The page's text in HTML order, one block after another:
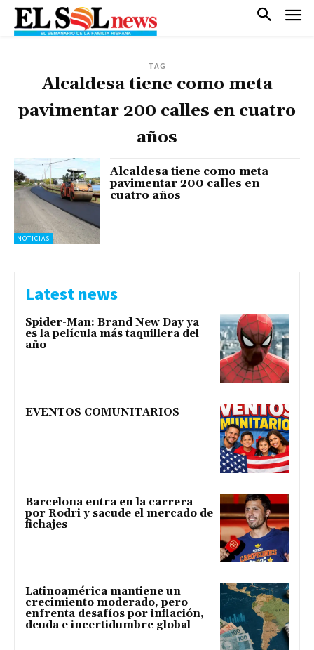
TAG
Alcaldesa tiene como meta
pavimentar 200 calles en cuatro
años
NOTICIAS
Alcaldesa tiene como meta
pavimentar 200 calles en
cuatro años
Latest news
Spider-Man: Brand New Day ya
es la película más taquillera del
año
EVENTOS COMUNITARIOS
Barcelona entra en la carrera
por Rodri y sacude el mercado de
fichajes
Latinoamérica mantiene un
crecimiento moderado, pero
enfrenta desafíos por inflación,
deuda e incertidumbre global